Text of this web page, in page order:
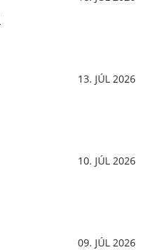
13. JÚL 2026
10. JÚL 2026
09. JÚL 2026